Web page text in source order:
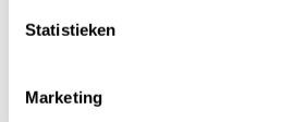
Statistieken
Marketing
57,95